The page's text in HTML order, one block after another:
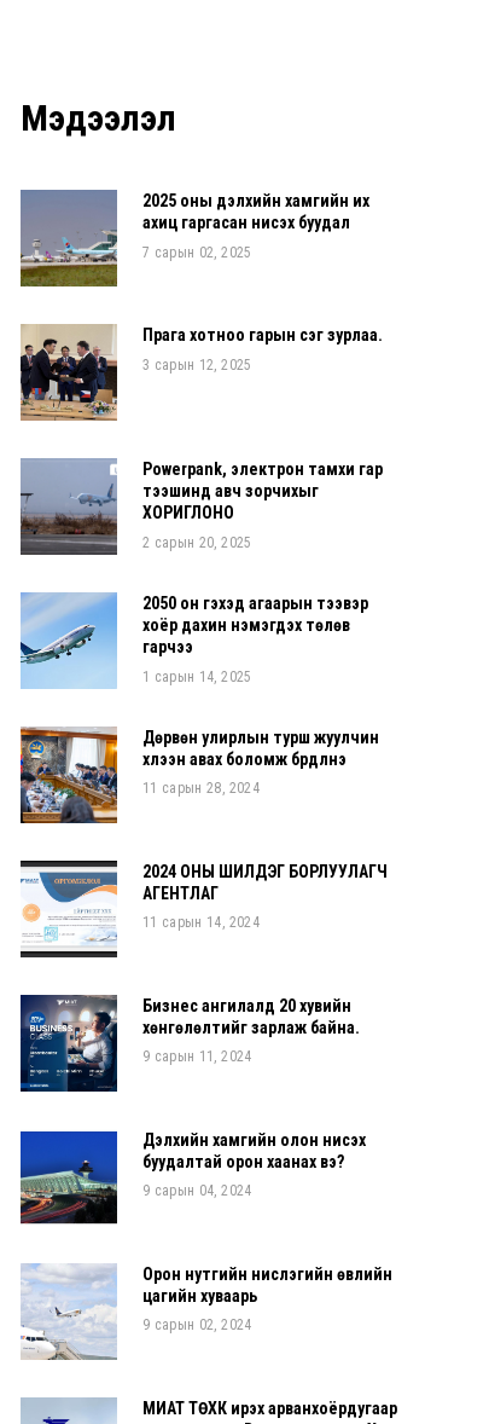
Мэдээлэл
2025 оны дэлхийн хамгийн их
ахиц гаргасан нисэх буудал
7 сарын 02, 2025
Прага хотноо гарын үсэг зурлаа.
3 сарын 12, 2025
Powerpank, электрон тамхи гар
тээшинд авч зорчихыг
ХОРИГЛОНО
2 сарын 20, 2025
2050 он гэхэд агаарын тээвэр
хоёр дахин нэмэгдэх төлөв
гарчээ
1 сарын 14, 2025
Дөрвөн улирлын турш жуулчин
хүлээн авах боломж бүрдүүлнэ
11 сарын 28, 2024
2024 ОНЫ ШИЛДЭГ БОРЛУУЛАГЧ
АГЕНТЛАГ
11 сарын 14, 2024
Бизнес ангилалд 20 хувийн
хөнгөлөлтийг зарлаж байна.
9 сарын 11, 2024
Дэлхийн хамгийн олон нисэх
буудалтай орон хаанах вэ?
9 сарын 04, 2024
Орон нутгийн нислэгийн өвлийн
цагийн хуваарь
9 сарын 02, 2024
МИАТ ТӨХК ирэх арванхоёрдугаар